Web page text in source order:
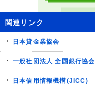
関連リンク
日本貸金業協会
一般社団法人 全国銀行協会
日本信用情報機構(JICC)